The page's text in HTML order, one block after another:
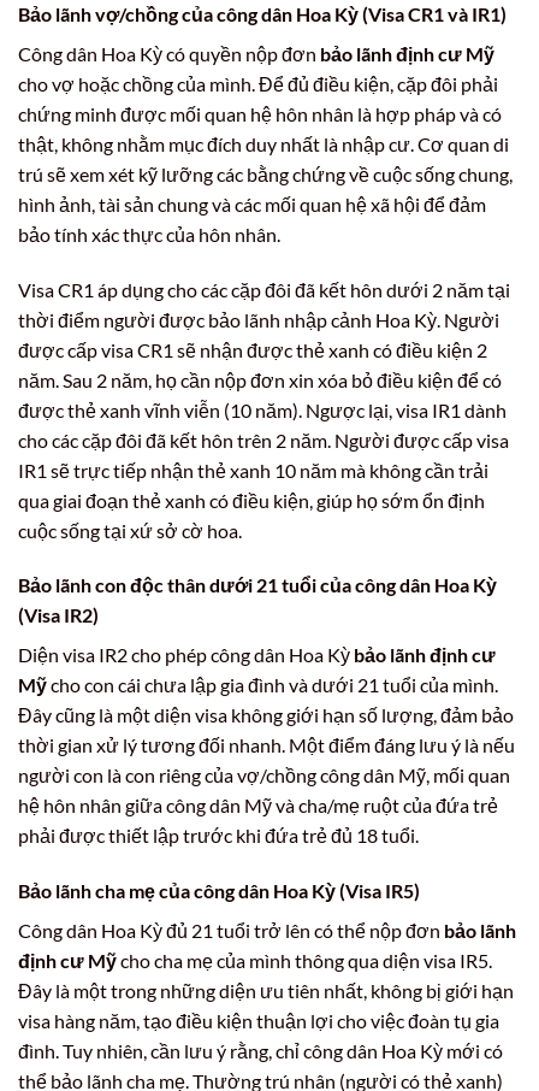
Bảo lãnh vợ/chồng của công dân Hoa Kỳ (Visa CR1 và IR1)
Công dân Hoa Kỳ có quyền nộp đơn bảo lãnh định cư Mỹ
cho vợ hoặc chồng của mình. Để đủ điều kiện, cặp đôi phải
chứng minh được mối quan hệ hôn nhân là hợp pháp và có
thật, không nhằm mục đích duy nhất là nhập cư. Cơ quan di
trú sẽ xem xét kỹ lưỡng các bằng chứng về cuộc sống chung,
hình ảnh, tài sản chung và các mối quan hệ xã hội để đảm
bảo tính xác thực của hôn nhân.
Visa CR1 áp dụng cho các cặp đôi đã kết hôn dưới 2 năm tại
thời điểm người được bảo lãnh nhập cảnh Hoa Kỳ. Người
được cấp visa CR1 sẽ nhận được thẻ xanh có điều kiện 2
năm. Sau 2 năm, họ cần nộp đơn xin xóa bỏ điều kiện để có
được thẻ xanh vĩnh viễn (10 năm). Ngược lại, visa IR1 dành
cho các cặp đôi đã kết hôn trên 2 năm. Người được cấp visa
IR1 sẽ trực tiếp nhận thẻ xanh 10 năm mà không cần trải
qua giai đoạn thẻ xanh có điều kiện, giúp họ sớm ổn định
cuộc sống tại xứ sở cờ hoa.
Bảo lãnh con độc thân dưới 21 tuổi của công dân Hoa Kỳ
(Visa IR2)
Diện visa IR2 cho phép công dân Hoa Kỳ bảo lãnh định cư
Mỹcho con cái chưa lập gia đình và dưới 21 tuổi của mình.
Đây cũng là một diện visa không giới hạn số lượng, đảm bảo
thời gian xử lý tương đối nhanh. Một điểm đáng lưu ý là nếu
người con là con riêng của vợ/chồng công dân Mỹ, mối quan
hệ hôn nhân giữa công dân Mỹ và cha/mẹ ruột của đứa trẻ
phải được thiết lập trước khi đứa trẻ đủ 18 tuổi.
Bảo lãnh cha mẹ của công dân Hoa Kỳ (Visa IR5)
Công dân Hoa Kỳ đủ 21 tuổi trở lên có thể nộp đơn bảo lãnh
định cư Mỹcho cha mẹ của mình thông qua diện visa IR5.
Đây là một trong những diện ưu tiên nhất, không bị giới hạn
visa hàng năm, tạo điều kiện thuận lợi cho việc đoàn tụ gia
đình. Tuy nhiên, cần lưu ý rằng, chỉ công dân Hoa Kỳ mới có
thể bảo lãnh cha mẹ. Thường trú nhân (người có thẻ xanh)